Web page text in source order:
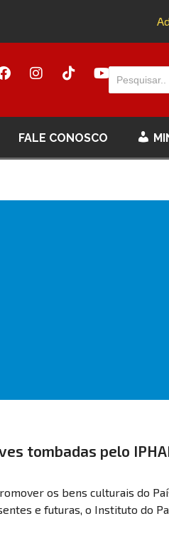
FALE CONOSCO
tombadas pelo
os bens culturais do
e futuras, o Instituto do